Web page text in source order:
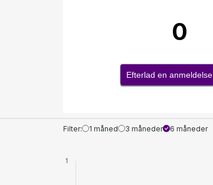
0
Efterlad en anmeldelse
Filter: 1 måned 3 måneder 6 måneder